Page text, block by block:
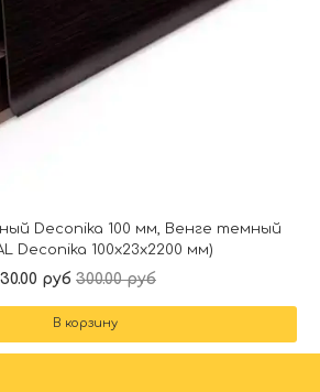
Deconika 100 мм, Венге темный
Deconika 100х23х2200 мм)
руб 300.00 руб
В корзину